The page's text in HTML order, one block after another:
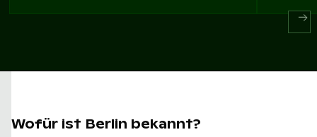
Wofür ist Berlin bekannt?